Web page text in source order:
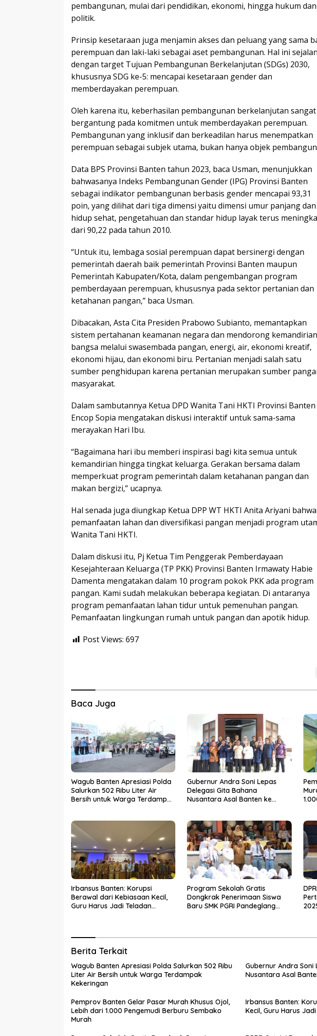
pembangunan, mulai dari pendidikan, ekonomi, hingga hukum dan
politik.
Prinsip kesetaraan juga menjamin akses dan peluang yang sama
perempuan dan laki-laki sebagai aset pembangunan. Hal ini sejalan
dengan target Tujuan Pembangunan Berkelanjutan (SDGs) 2030,
khususnya SDG ke-5: mencapai kesetaraan gender dan
memberdayakan perempuan.
Oleh karena itu, keberhasilan pembangunan berkelanjutan sangat
bergantung pada komitmen untuk memberdayakan perempuan.
Pembangunan yang inklusif dan berkeadilan harus menempatkan
perempuan sebagai subjek utama, bukan hanya objek
Data BPS Provinsi Banten tahun 2023, baca Usman, menunjukkan
bahwasanya Indeks Pembangunan Gender (IPG) Provinsi Banten
sebagai indikator pembangunan berbasis gender mencapai 93,31
poin, yang dilihat dari tiga dimensi yaitu dimensi umur panjang dan
hidup sehat, pengetahuan dan standar hidup layak terus
dari 90,22 pada tahun 2010.
“Untuk itu, lembaga sosial perempuan dapat bersinergi dengan
pemerintah daerah baik pemerintah Provinsi Banten maupun
Pemerintah Kabupaten/Kota, dalam pengembangan program
pemberdayaan perempuan, khususnya pada sektor pertanian dan
ketahanan pangan,” baca Usman.
Dibacakan, Asta Cita Presiden Prabowo Subianto, memantapkan
sistem pertahanan keamanan negara dan mendorong kemandirian
bangsa melalui swasembada pangan, energi, air, ekonomi kreatif,
ekonomi hijau, dan ekonomi biru. Pertanian menjadi salah satu
sumber penghidupan karena pertanian merupakan sumber
masyarakat.
Dalam sambutannya Ketua DPD Wanita Tani HKTI Provinsi Banten
Encop Sopia mengatakan diskusi interaktif untuk sama-sama
merayakan Hari Ibu.
“Bagaimana hari ibu memberi inspirasi bagi kita semua untuk
kemandirian hingga tingkat keluarga. Gerakan bersama dalam
memperkuat program pemerintah dalam ketahanan pangan dan
makan bergizi,” ucapnya.
Hal senada juga diungkap Ketua DPP WT HKTI Anita Ariyani bahwa
pemanfaatan lahan dan diversifikasi pangan menjadi program
Wanita Tani HKTI.
Dalam diskusi itu, Pj Ketua Tim Penggerak Pemberdayaan
Kesejahteraan Keluarga (TP PKK) Provinsi Banten Irmawaty Habie
Damenta mengatakan dalam 10 program pokok PKK ada program
pangan. Kami sudah melakukan beberapa kegiatan. Di antaranya
program pemanfaatan lahan tidur untuk pemenuhan pangan.
Pemanfaatan lingkungan rumah untuk pangan dan apotik hidup.
Post Views: 697
Baca Juga
Wagub Banten Apresiasi Polda
Salurkan 502 Ribu Liter Air
Bersih untuk Warga Terdampak
Gubernur Andra Soni Lepas
Delegasi Gita Bahana
Nusantara Asal Banten ke
Irbansus Banten: Korupsi
Berawal dari Kebiasaan Kecil,
Guru Harus Jadi Teladan
Program Sekolah Gratis
Dongkrak Penerimaan Siswa
Baru SMK PGRI Pandeglang
Berita Terkait
Wagub Banten Apresiasi Polda Salurkan 502 Ribu
Liter Air Bersih untuk Warga Terdampak
Kekeringan
Gubernur Andra Soni
Nusantara Asal
Pemprov Banten Gelar Pasar Murah Khusus Ojol,
Lebih dari 1.000 Pengemudi Berburu Sembako
Murah
Irbansus Banten:
Kecil, Guru Harus